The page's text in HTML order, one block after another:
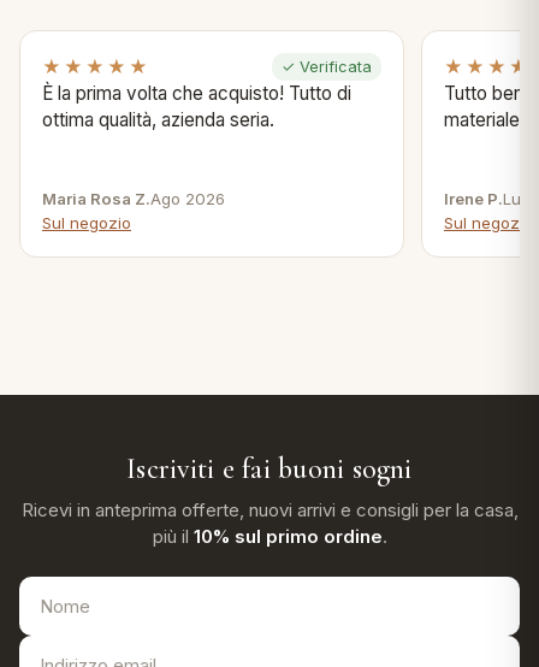
★★★★★ ✓ Verificata
È la prima volta che acquisto! Tutto di
ottima qualità, azienda seria.
Maria Rosa Z.Ago 2026
Sul negozio
Tutto bene
materiale .
Irene P.Lug
Sul negozio
Iscriviti e fai buoni sogni
Ricevi in anteprima offerte, nuovi arrivi e consigli per la casa,
più il 10% sul primo ordine.